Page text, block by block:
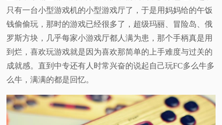
只有一台小型游戏机的小型游戏厅了，于是用妈妈给的午饭
钱偷偷玩，那时的游戏已经很多了，超级玛丽、冒险岛、俄
罗斯方块，几乎每家小游戏厅都人满为患，那个手柄真是用
到烂，喜欢玩游戏就是因为喜欢那简单的上手难度与过关的
成就感。直到中专还有人时常兴奋的说起自己玩FC多么牛多
么牛，满满的都是回忆。